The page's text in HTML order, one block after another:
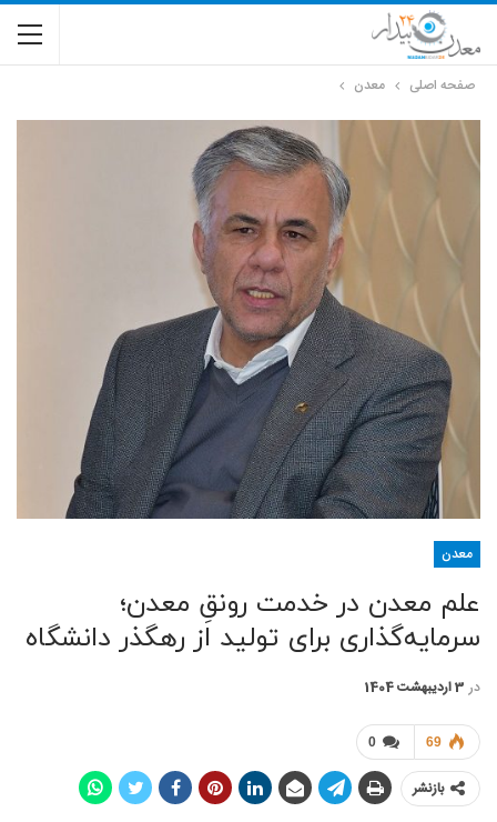
صفحه اصلی معدن
معدن
علم معدن در خدمت رونقِ معدن؛
سرمایه‌گذاری برای تولید از رهگذر دانشگاه
در 3 اردیبهشت 1404
0 69
بازنشر